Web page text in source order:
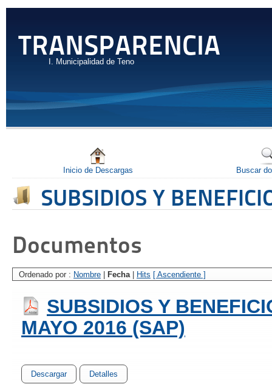
TRANSPARENCIA
I. Municipalidad de Teno
Inicio de Descargas Buscar
SUBSIDIOS Y
Documentos
Ordenado por : Nombre Fecha Hits [ Ascendiente ]
SUBSIDIOS Y
MAYO 2016 (SAP)
Descargar Detalles